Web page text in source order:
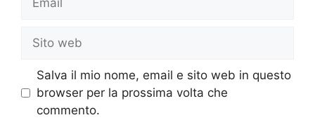
Sito
web
Salva il mio nome, email e sito web in questo
browser per la prossima volta che
commento.